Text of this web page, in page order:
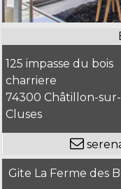
125 impasse du bois
charriere
74300 Châtillon-sur-
Cluses
Gite La Ferme des